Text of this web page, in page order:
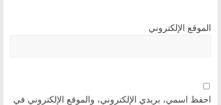
الموقع الإلكتروني
احفظ اسمي، بريدي الإلكتروني، والموقع الإلكتروني في